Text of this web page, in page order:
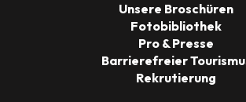
Unsere Broschüren
Fotobibliothek
Pro & Presse
Barrierefreier
Rekrutierung